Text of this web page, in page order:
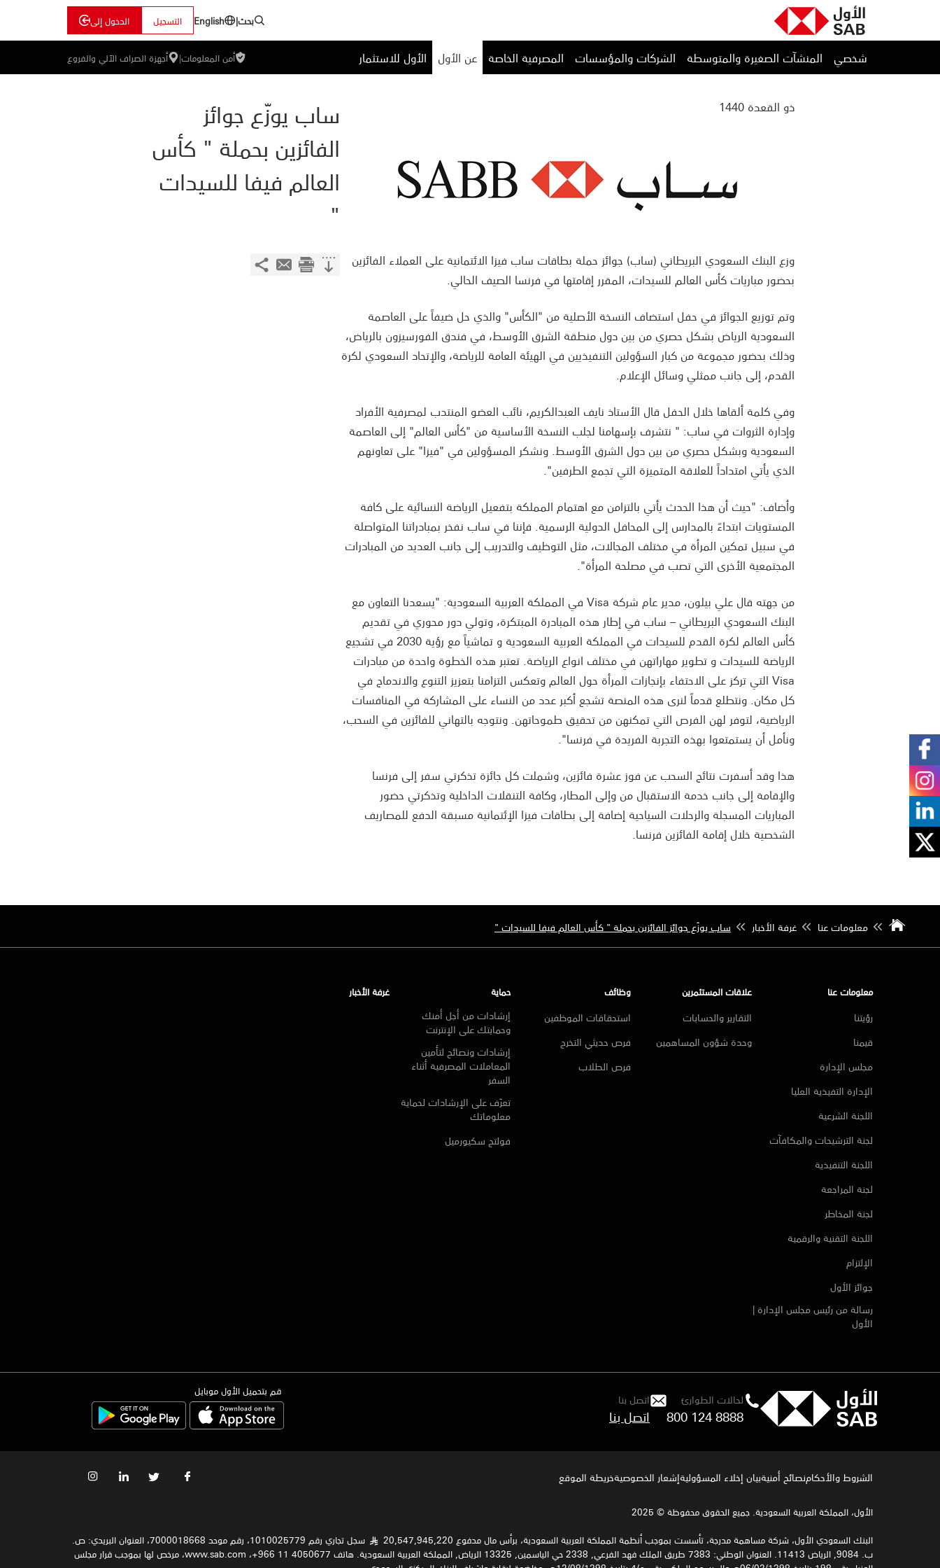
بحث|
English التسجيل الدخول إلى
شخصي المنشآت الصغيرة والمتوسطة الشركات والمؤسسات المصرفية الخاصة عن الأول الأول للاستثمار أمن المعلومات| أجهزة الصراف الآلي والفروع
ساب يوزّع جوائز
الفائزين بحملة " كأس
العالم فيفا للسيدات
"
ذو القعدة 1440
وزع البنك السعودي البريطاني (ساب) جوائز حملة بطاقات ساب فيزا الائتمانية على العملاء الفائزين
بحضور مباريات كأس العالم للسيدات، المقرر إقامتها في فرنسا الصيف الحالي.
وتم توزيع الجوائز في حفل استضاف النسخة الأصلية من "الكأس" والذي حل ضيفاً على العاصمة
السعودية الرياض بشكل حصري من بين دول منطقة الشرق الأوسط، في فندق الفورسيزون بالرياض،
وذلك بحضور مجموعة من كبار السؤولين التنفيذيين في الهيئة العامة للرياضة، والإتحاد السعودي لكرة
القدم، إلى جانب ممثلي وسائل الإعلام.
وفي كلمة ألقاها خلال الحفل قال الأستاذ نايف العبدالكريم، نائب العضو المنتدب لمصرفية الأفراد
وإدارة الثروات في ساب: " نتشرف بإسهامنا لجلب النسخة الأساسية من "كأس العالم" إلى العاصمة
السعودية وبشكل حصري من بين دول الشرق الأوسط. ونشكر المسؤولين في "فيزا" على تعاونهم
الذي يأتي امتداداً للعلاقة المتميزة التي تجمع الطرفين".
وأضاف: "حيث أن هذا الحدث يأتي بالتزامن مع اهتمام المملكة بتفعيل الرياضة النسائية على كافة
المستويات ابتداءً بالمدارس إلى المحافل الدولية الرسمية. فإننا في ساب نفخر بمبادراتنا المتواصلة
في سبيل تمكين المرأة في مختلف المجالات، مثل التوظيف والتدريب إلى جانب العديد من المبادرات
المجتمعية الأخرى التي تصب في مصلحة المرأة".
من جهته قال علي بيلون، مدير عام شركة Visa في المملكة العربية السعودية: "يسعدنا التعاون مع
البنك السعودي البريطاني – ساب في إطار هذه المبادرة المبتكرة، وتولي دور محوري في تقديم
كأس العالم لكرة القدم للسيدات في المملكة العربية السعودية و تماشياً مع رؤية 2030 في تشجيع
الرياضة للسيدات و تطوير مهاراتهن في مختلف انواع الرياضة. تعتبر هذه الخطوة واحدة من مبادرات
Visa التي تركز على الاحتفاء بإنجازات المرأة حول العالم وتعكس التزامنا بتعزيز التنوع والاندماج في
كل مكان. ونتطلع قدماً لنرى هذه المنصة تشجع أكبر عدد من النساء على المشاركة في المنافسات
الرياضية، لتوفر لهن الفرص التي تمكنهن من تحقيق طموحاتهن. ونتوجه بالتهاني للفائزين في السحب،
ونأمل أن يستمتعوا بهذه التجربة الفريدة في فرنسا".
هذا وقد أسفرت نتائج السحب عن فوز عشرة فائزين، وشملت كل جائزة تذكرتي سفر إلى فرنسا
والإقامة إلى جانب خدمة الاستقبال من وإلى المطار، وكافة التنقلات الداخلية وتذكرتي حضور
المباريات المسجلة والرحلات السياحية إضافة إلى بطاقات فيزا الإئتمانية مسبقة الدفع للمصاريف
الشخصية خلال إقامة الفائزين فرنسا.
معلومات عنا غرفة الأخبار ساب يوزّع جوائز الفائزين بحملة " كأس العالم فيفا للسيدات "
معلومات عنا
رؤيتنا
قيمنا
مجلس الإدارة
الإدارة التفيذية العليا
اللجنة الشرعية
لجنة الترشيحات والمكافآت
اللجنة التنفيذية
لجنة المراجعة
لجنة المخاطر
اللجنة التقنية والرقمية
الإلتزام
جوائز الأول
رسالة من رئيس مجلس الإدارة |
الأول
علاقات المستثمرين
التقارير والحسابات
وحدة شؤون المساهمين
وظائف
استحقاقات الموظفين
فرص حديثي التخرج
فرص الطلاب
حماية
إرشادات من أجل أمنك
وحمايتك على الإنترنت
إرشادات ونصائح لتأمين
المعاملات المصرفية أثناء
السفر
تعرّف على الإرشادات لحماية
معلوماتك
فولتج سكيورميل
غرفة الأخبار
لحالات الطوارئ
800 124 8888
اتصل بنا قم بتحميل الأول موبايل
الشروط والأحكامنصائح أمنيةبيان إخلاء المسؤوليةإشعار الخصوصية‍خريطة الموقع
الأول، المملكة العربية السعودية. جميع الحقوق محفوظة © 2025
البنك السعودي الأول، شركة مساهمة مدرجة، تأسست بموجب أنظمة المملكة العربية السعودية، برأس مال مدفوع 20,547,945,220
§
سجل تجاري رقم 1010025779، رقم موحد 7000018668، العنوان البريدي: ص.
ب. 9084, الرياض 11413. العنوان الوطني: 7383 طريق الملك فهد الفرعي, 2338 حي الياسمين, 13325 الرياض, المملكة العربية السعودية. هاتف 4050677 11 966+، www.sab.com، مرخص لها بموجب قرار مجلس